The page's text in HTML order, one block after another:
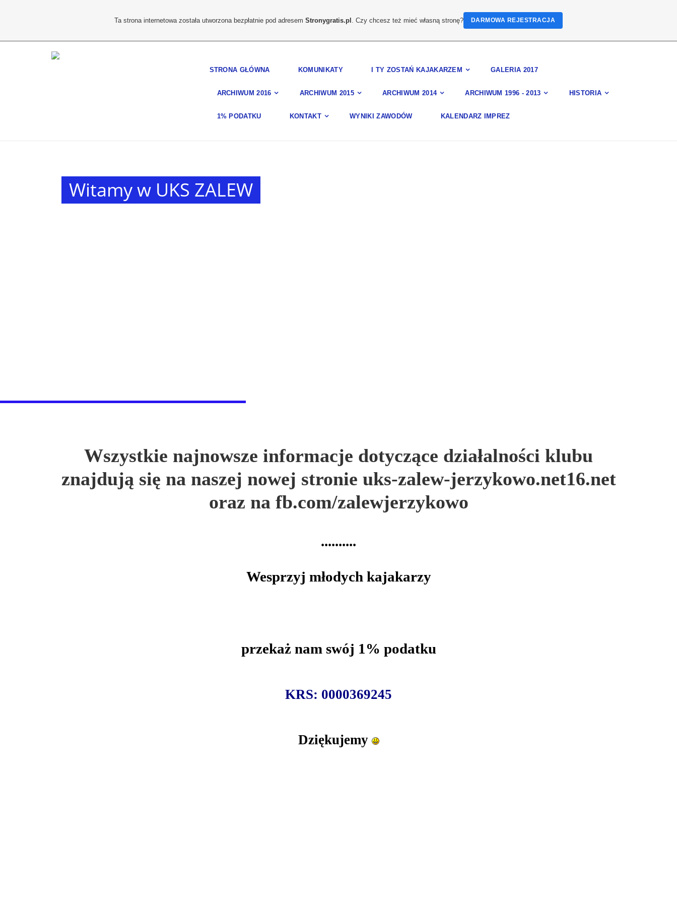
STRONA GŁÓWNA KOMUNIKATY I TY ZOSTAŃ KAJAKARZEM GALERIA 2017
ARCHIWUM 2016 ARCHIWUM 2015 ARCHIWUM 2014 ARCHIWUM 1996 - 2013 HISTORIA
1% PODATKU KONTAKT WYNIKI ZAWODÓW KALENDARZ IMPREZ
Witamy w UKS ZALEW
Wszystkie najnowsze informacje dotyczące działalności klubu
znajdują się na naszej nowej stronie uks-zalew-jerzykowo.net16.net
oraz na fb.com/zalewjerzykowo
..........
Wesprzyj młodych kajakarzy
przekaż nam swój 1% podatku
KRS: 0000369245
Dziękujemy
Ta strona internetowa została utworzona bezpłatnie pod adresem Stronygratis.pl . Czy chcesz też mieć własną stronę? DARMOWA REJESTRACJA